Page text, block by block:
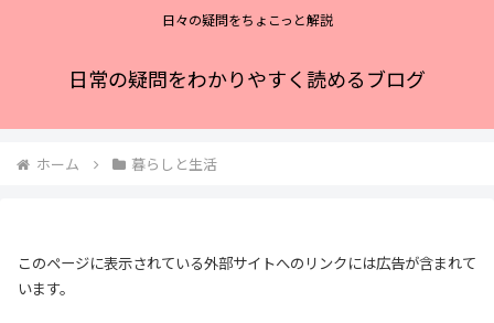
日々の疑問をちょこっと解説
日常の疑問をわかりやすく読めるブログ
ホーム 暮らしと生活
このページに表示されている外部サイトへのリンクには広告が含まれて
います。